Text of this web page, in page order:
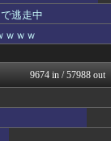
逃走中
ｗｗｗ
9674 in / 57988 out